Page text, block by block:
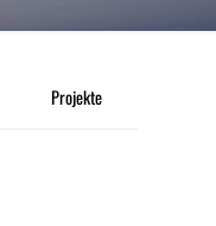
Projekte